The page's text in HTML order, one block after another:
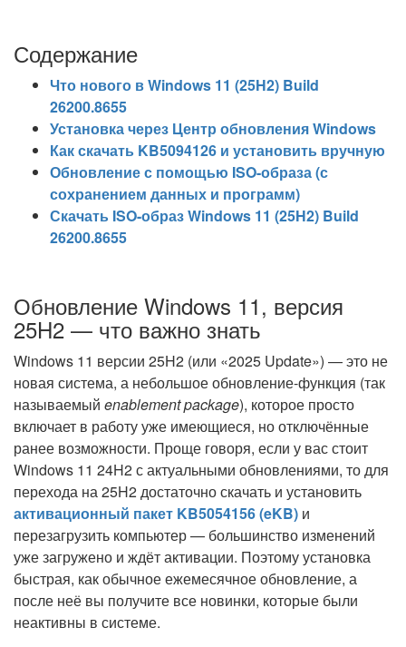
Содержание
Что нового в Windows 11 (25H2) Build
26200.8655
Установка через Центр обновления Windows
Как скачать KB5094126 и установить вручную
Обновление с помощью ISO-образа (с
сохранением данных и программ)
Скачать ISO-образ Windows 11 (25H2) Build
26200.8655
Обновление Windows 11, версия
25H2 — что важно знать
Windows 11 версии 25H2 (или «2025 Update») — это не
новая система, а небольшое обновление-функция (так
называемый enablement package), которое просто
включает в работу уже имеющиеся, но отключённые
ранее возможности. Проще говоря, если у вас стоит
Windows 11 24H2 с актуальными обновлениями, то для
перехода на 25H2 достаточно скачать и установить
активационный пакет KB5054156 (eKB) и
перезагрузить компьютер — большинство изменений
уже загружено и ждёт активации. Поэтому установка
быстрая, как обычное ежемесячное обновление, а
после неё вы получите все новинки, которые были
неактивны в системе.